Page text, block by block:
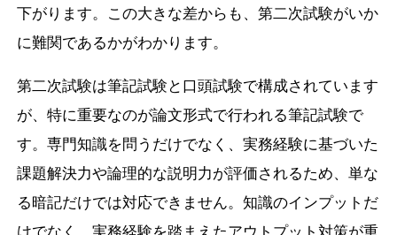
下がります。この大きな差からも、第二次試験がいか
に難関であるかがわかります。
第二次試験は筆記試験と口頭試験で構成されています
が、特に重要なのが論文形式で行われる筆記試験で
す。専門知識を問うだけでなく、実務経験に基づいた
課題解決力や論理的な説明力が評価されるため、単な
る暗記だけでは対応できません。知識のインプットだ